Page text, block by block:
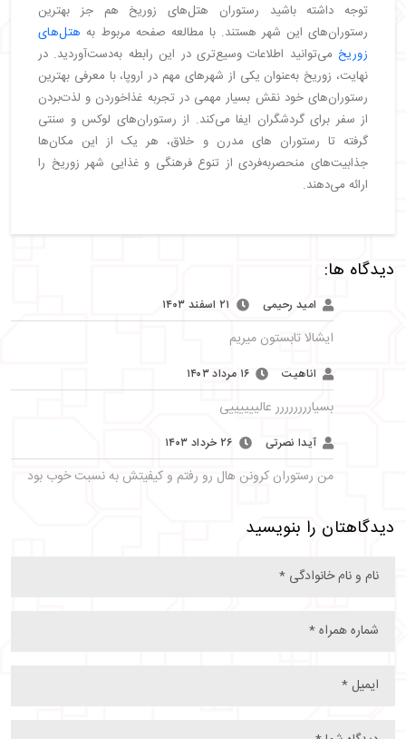
توجه داشته باشید رستوران هتل‌های زوریخ هم جز بهترین
رستوران‌های این شهر هستند. با مطالعه صفحه مربوط به هتل‌های
زوریخ می‌توانید اطلاعات وسیع‌تری در این رابطه به‌دست‌آوردید. در
نهایت، زوریخ به‌عنوان یکی از شهرهای مهم در اروپا، با معرفی بهترین
رستوران‌های خود نقش بسیار مهمی در تجربه غذاخوردن و لذت‌بردن
از سفر برای گردشگران ایفا می‌کند. از رستوران‌های لوکس و سنتی
گرفته تا رستوران های مدرن و خلاق، هر یک از این مکان‌ها
جذابیت‌های منحصربه‌فردی از تنوع فرهنگی و غذایی شهر زوریخ را
ارائه می‌دهند.
دیدگاه ها:
امید رحیمی ۲۱ اسفند ۱۴۰۳
ایشالا تابستون میریم
اناهیت ۱۶ مرداد ۱۴۰۳
بسیارررررررر عالییییییی
آیدا نصرتی ۲۶ خرداد ۱۴۰۳
من رستوران کرونن هال رو رفتم و کیفیتش به نسبت خوب بود
دیدگاهتان را بنویسید